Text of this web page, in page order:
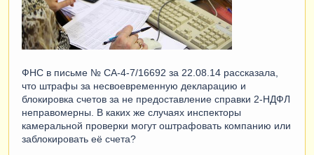
ФНС в письме № СА-4-7/16692 за 22.08.14 рассказала,
что штрафы за несвоевременную декларацию и
блокировка счетов за не предоставление справки 2-НДФЛ
неправомерны. В каких же случаях инспекторы
камеральной проверки могут оштрафовать компанию или
заблокировать её счета?